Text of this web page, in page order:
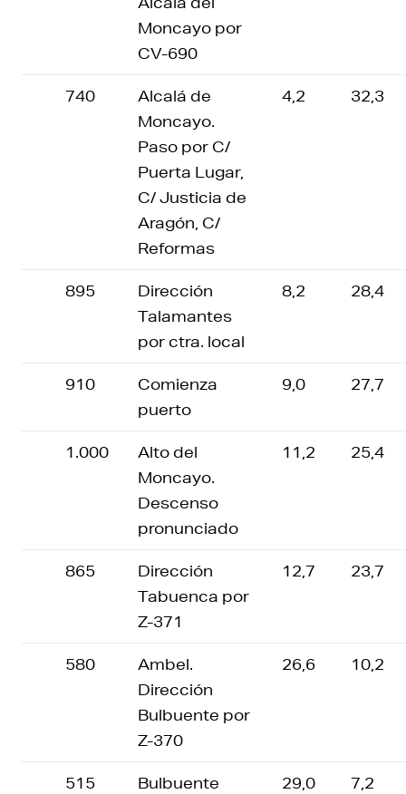
Moncayo por
CV-690
740
Alcalá de
Moncayo.
Paso por C/
Puerta Lugar,
C/ Justicia de
Aragón, C/
Reformas
4,2 32,3
895
Dirección
Talamantes
por ctra. local
8,2 28,4
910
Comienza
puerto
9,0 27,7
1.000
Alto del
Moncayo.
Descenso
pronunciado
11,2 25,4
865
Dirección
Tabuenca por
Z-371
12,7 23,7
580
Ambel.
Dirección
Bulbuente por
Z-370
26,6 10,2
515 Bulbuente 29,0 7,2